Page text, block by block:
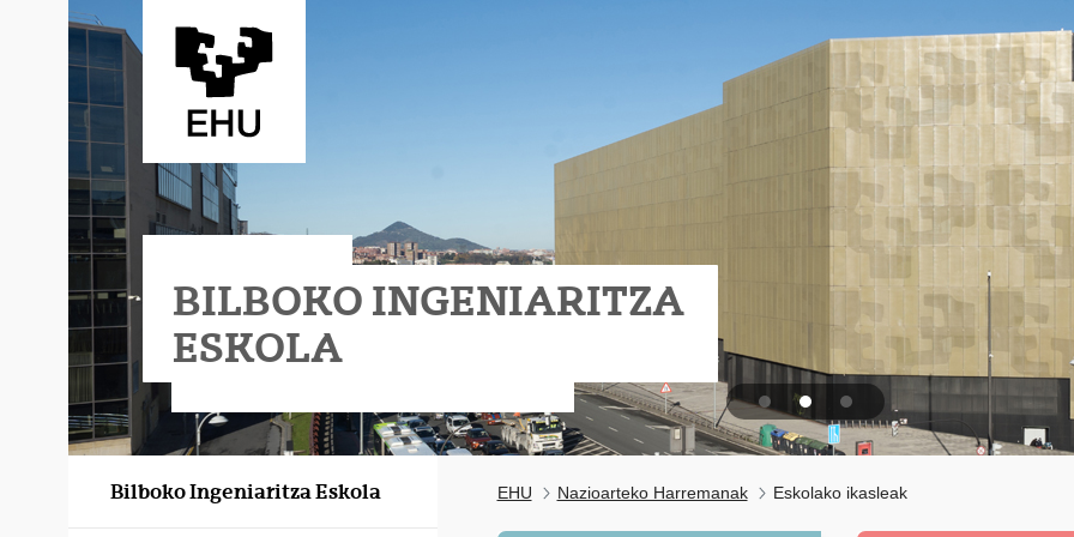
Eduki nagusira joan
BILBOKO INGENIARITZA
ESKOLA
Bilboko Ingeniaritza Eskola EHU Nazioarteko Harremanak Eskolako ikasleak